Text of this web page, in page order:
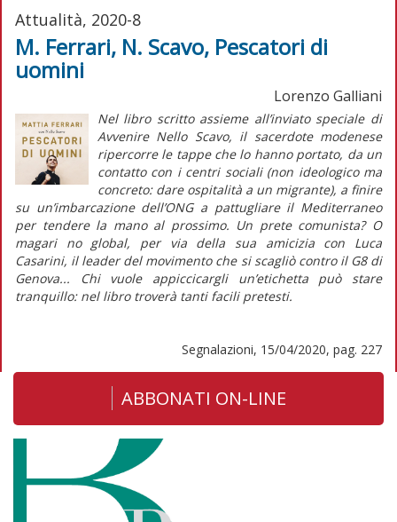
Attualità, 2020-8
M. Ferrari, N. Scavo, Pescatori di
uomini
Lorenzo Galliani
Nel libro scritto assieme all’inviato speciale di
AvvenireNello Scavo, il sacerdote modenese
ripercorre le tappe che lo hanno portato, da un
contatto con i centri sociali (non ideologico ma
concreto: dare ospitalità a un migrante), a finire
su un’imbarcazione dell’ONG a pattugliare il Mediterraneo
per tendere la mano al prossimo. Un prete comunista? O
magari no global, per via della sua amicizia con Luca
Casarini, il leader del movimento che si scagliò contro il G8 di
Genova... Chi vuole appiccicargli un’etichetta può stare
tranquillo: nel libro troverà tanti facili pretesti.
Segnalazioni, 15/04/2020, pag. 227
ABBONATI ON-LINE